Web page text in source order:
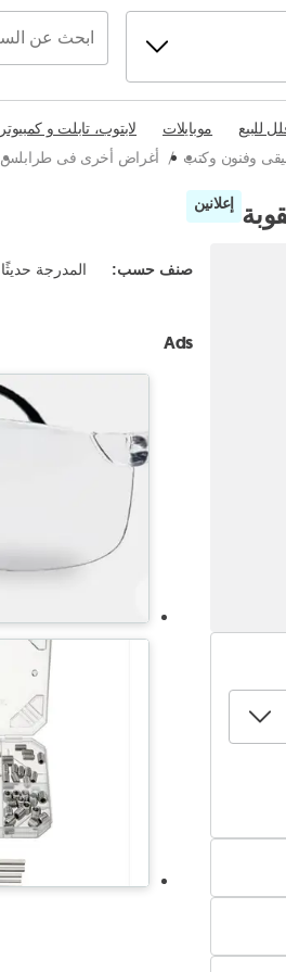
للبيع موبايلات لابتوب، تابلت و كمبيوتر
وفنون وكتب / أغراض أخرى فى طرابلس
إعلانين
صنف حسب: المدرجة حديثًا
Ads